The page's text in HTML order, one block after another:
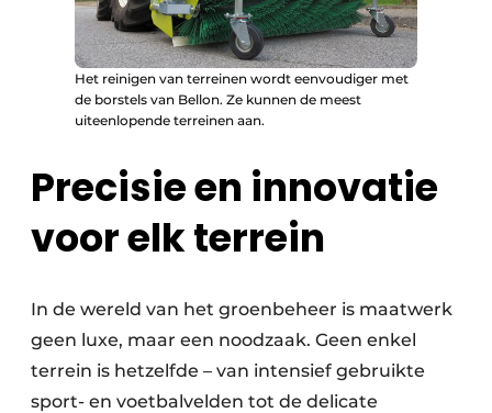
Het reinigen van terreinen wordt eenvoudiger met
de borstels van Bellon. Ze kunnen de meest
uiteenlopende terreinen aan.
Precisie en innovatie
voor elk terrein
In de wereld van het groenbeheer is maatwerk
geen luxe, maar een noodzaak. Geen enkel
terrein is hetzelfde – van intensief gebruikte
sport- en voetbalvelden tot de delicate